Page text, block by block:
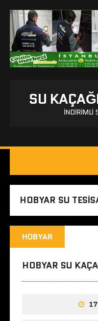
SU
İNDIRIMLI
HOBYAR SU
HOBYAR
HOBYAR SU